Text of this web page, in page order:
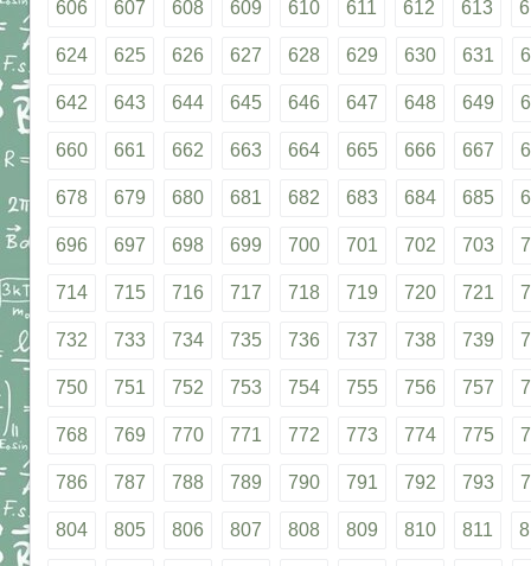
606 607 608 609 610 611 612 613
624 625 626 627 628 629 630 631
642 643 644 645 646 647 648 649
660 661 662 663 664 665 666 667
678 679 680 681 682 683 684 685
696 697 698 699 700 701 702 703
714 715 716 717 718 719 720 721
732 733 734 735 736 737 738 739
750 751 752 753 754 755 756 757
768 769 770 771 772 773 774 775
786 787 788 789 790 791 792 793
804 805 806 807 808 809 810 811